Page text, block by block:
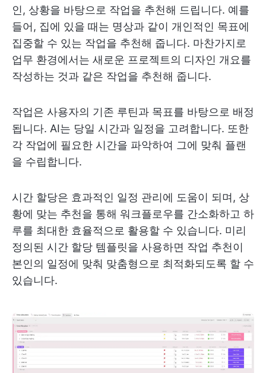
인, 상황을 바탕으로 작업을 추천해 드립니다. 예를
들어, 집에 있을 때는 명상과 같이 개인적인 목표에
집중할 수 있는 작업을 추천해 줍니다. 마찬가지로
업무 환경에서는 새로운 프로젝트의 디자인 개요를
작성하는 것과 같은 작업을 추천해 줍니다.
작업은 사용자의 기존 루틴과 목표를 바탕으로 배정
됩니다. AI는 당일 시간과 일정을 고려합니다. 또한
각 작업에 필요한 시간을 파악하여 그에 맞춰 플랜
을 수립합니다.
시간 할당은 효과적인 일정 관리에 도움이 되며, 상
황에 맞는 추천을 통해 워크플로우를 간소화하고 하
루를 최대한 효율적으로 활용할 수 있습니다. 미리
정의된 시간 할당 템플릿을 사용하면 작업 추천이
본인의 일정에 맞춰 맞춤형으로 최적화되도록 할 수
있습니다.